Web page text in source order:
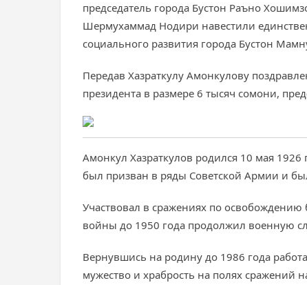
председатель города Бустон Раъно
Шермухаммад Нодири навестили
социального развития города Бустон
Передав Хазраткулу Амонкулову
президента в размере 6 тысяч сомони,
Амонкул Хазраткулов родился 10 мая
был призван в ряды Советской Армии и
Участвовал в сражениях по
войны до 1950 года продолжил военную
Вернувшись на родину до 1986 года
мужество и храбрость на полях сражений